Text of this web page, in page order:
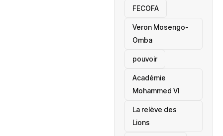
‎FECOFA
Veron Mosengo-
Omba
pouvoir
Académie
Mohammed VI
La relève des
Lions